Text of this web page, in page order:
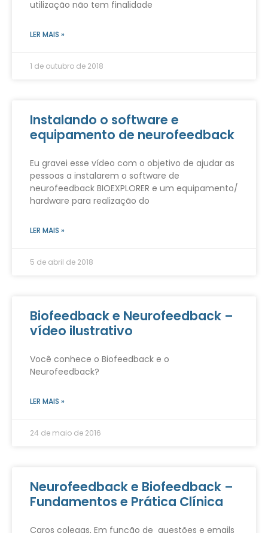
utilização não tem finalidade
LER MAIS »
1 de outubro de 2018
Instalando o software e
equipamento de neurofeedback
Eu gravei esse vídeo com o objetivo de ajudar as
pessoas a instalarem o software de
neurofeedback BIOEXPLORER e um equipamento/
hardware para realização do
LER MAIS »
5 de abril de 2018
Biofeedback e Neurofeedback –
vídeo ilustrativo
Você conhece o Biofeedback e o
Neurofeedback?
LER MAIS »
24 de maio de 2016
Neurofeedback e Biofeedback –
Fundamentos e Prática Clínica
Caros colegas, Em função de questões e emails